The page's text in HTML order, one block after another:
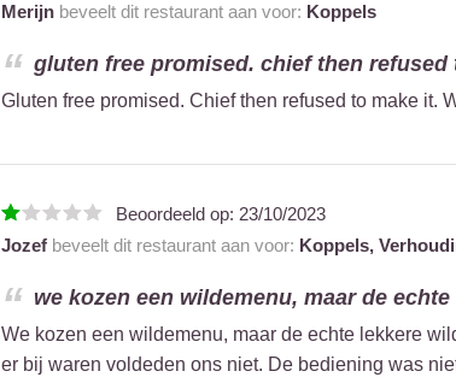
Merijnbeveelt dit restaurant aan voor: Koppels
gluten free promised. chief then refused
Gluten free promised. Chief then refused to make it.
Beoordeeld op: 23/10/2023
Jozefbeveelt dit restaurant aan voor: Koppels,
we kozen een wildemenu, maar de echte
We kozen een wildemenu, maar de echte lekkere
er bij waren voldeden ons niet. De bediening was